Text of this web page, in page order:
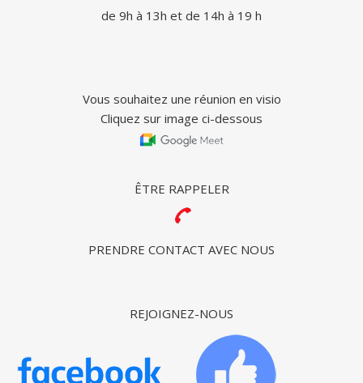
de 9h à 13h et de 14h à 19 h
Vous souhaitez une réunion en visio
Cliquez sur image ci-dessous
ÊTRE RAPPELER
PRENDRE CONTACT AVEC NOUS
REJOIGNEZ-NOUS